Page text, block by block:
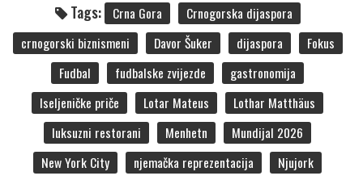
Tags: Crna Gora
Crnogorska dijaspora
crnogorski biznismeni
Davor Šuker dijaspora
Fokus
Fudbal
fudbalske zvijezde
gastronomija
Iseljeničke priče
Lotar Mateus
Lothar Matthäus
luksuzni restorani
Menhetn
Mundijal 2026
New York City
njemačka reprezentacija Njujork